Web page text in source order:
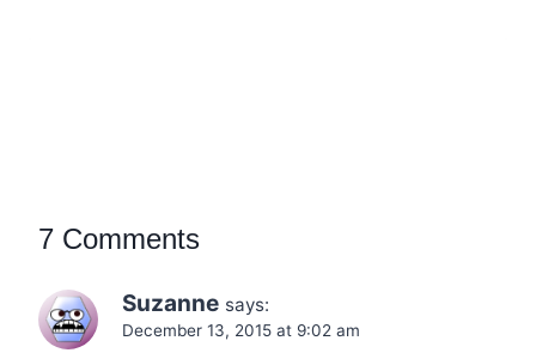
7 Comments
Suzanne says:
December 13, 2015 at 9:02 am